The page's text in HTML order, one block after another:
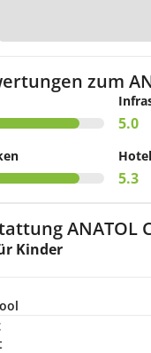
zum
5.0
Hotel
5.3
ANATOL
Kinder